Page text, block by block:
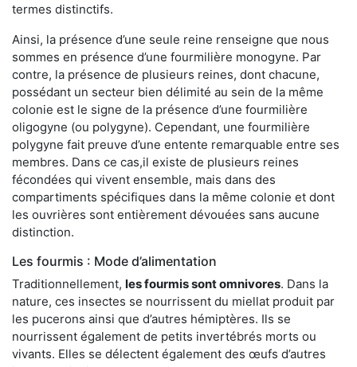
termes distinctifs.
Ainsi, la présence d’une seule reine renseigne que nous
sommes en présence d’une fourmilière monogyne. Par
contre, la présence de plusieurs reines, dont chacune,
possédant un secteur bien délimité au sein de la même
colonie est le signe de la présence d’une fourmilière
oligogyne (ou polygyne). Cependant, une fourmilière
polygyne fait preuve d’une entente remarquable entre ses
membres. Dans ce cas,il existe de plusieurs reines
fécondées qui vivent ensemble, mais dans des
compartiments spécifiques dans la même colonie et dont
les ouvrières sont entièrement dévouées sans aucune
distinction.
Les fourmis : Mode d’alimentation
Traditionnellement, les fourmis sont omnivores. Dans la
nature, ces insectes se nourrissent du miellat produit par
les pucerons ainsi que d’autres hémiptères. Ils se
nourrissent également de petits invertébrés morts ou
vivants. Elles se délectent également des œufs d’autres